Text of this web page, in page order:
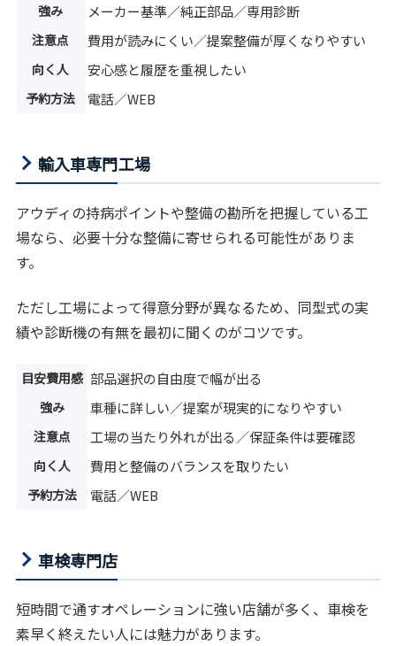
強み メーカー基準／純正部品／専用診断
注意点 費用が読みにくい／提案整備が厚くなりやすい
向く人 安心感と履歴を重視したい
予約方法 電話／WEB
輸入車専門工場
アウディの持病ポイントや整備の勘所を把握している工
場なら、必要十分な整備に寄せられる可能性がありま
す。
ただし工場によって得意分野が異なるため、同型式の実
績や診断機の有無を最初に聞くのがコツです。
目安費用感 部品選択の自由度で幅が出る
強み 車種に詳しい／提案が現実的になりやすい
注意点 工場の当たり外れが出る／保証条件は要確認
向く人 費用と整備のバランスを取りたい
予約方法 電話／WEB
車検専門店
短時間で通すオペレーションに強い店舗が多く、車検を
素早く終えたい人には魅力があります。